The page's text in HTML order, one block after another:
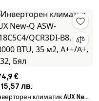
€
лв.
климатик AUX New-